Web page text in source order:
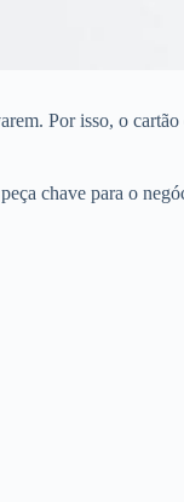
Por isso, o
chave para o